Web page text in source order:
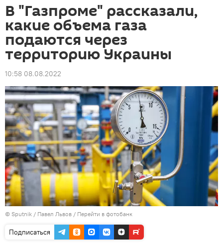
В "Газпроме" рассказали,
какие объема газа
подаются через
территорию Украины
10:58 08.08.2022
© Sputnik / Павел Львов / Перейти в фотобанк
Подписаться